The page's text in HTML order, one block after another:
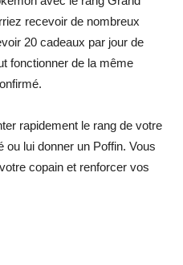
recevoir de nombreux
20 cadeaux par jour de
fonctionner de la même
rapidement le rang de votre
lui donner un Poffin. Vous
copain et renforcer vos